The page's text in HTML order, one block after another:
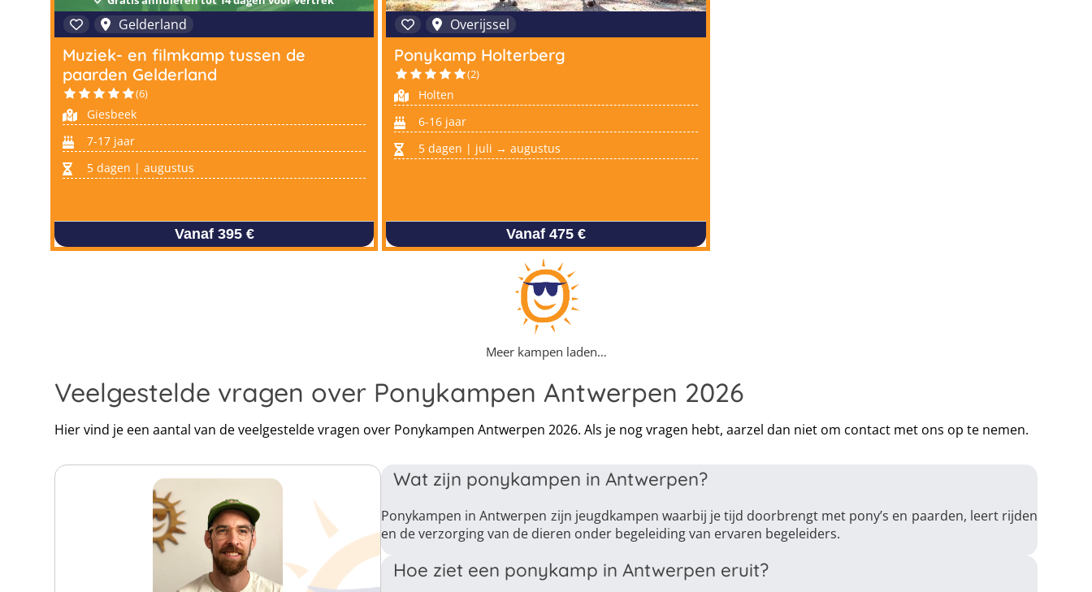
Gelderland
Muziek- en filmkamp tussen de
paarden Gelderland
(6)
Giesbeek
7-17 jaar
5 dagen | augustus
Vanaf 395 €
Overijssel
Ponykamp Holterberg
(2)
Holten
6-16 jaar
5 dagen | juli → augustus
Vanaf 475 €
Meer kampen laden…
Veelgestelde vragen over Ponykampen Antwerpen 2026
Hier vind je een aantal van de veelgestelde vragen over Ponykampen Antwerpen 2026. Als je nog vragen hebt, aarzel dan niet om contact met ons op te nemen.
Wat zijn ponykampen in Antwerpen?
Ponykampen in Antwerpen zijn jeugdkampen waarbij je tijd doorbrengt met pony’s en paarden, leert rijden
en de verzorging van de dieren onder begeleiding van ervaren begeleiders.
Hoe ziet een ponykamp in Antwerpen eruit?